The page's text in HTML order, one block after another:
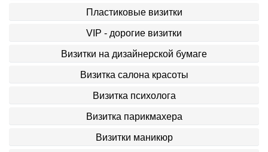
Пластиковые визитки
VIP - дорогие визитки
Визитки на дизайнерской бумаге
Визитка салона красоты
Визитка психолога
Визитка парикмахера
Визитки маникюр